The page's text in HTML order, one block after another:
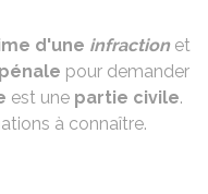
d'une infractionet
pour demander
est une partie civile.
à connaître.